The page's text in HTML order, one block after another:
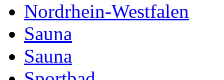
Nordrhein-Westfalen
Sauna
Sauna